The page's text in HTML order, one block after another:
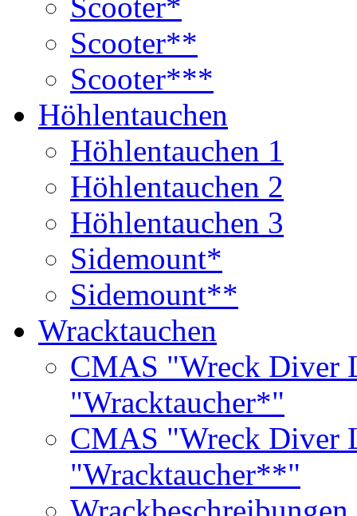
Scooter**
Scooter***
Höhlentauchen
Höhlentauchen 1
Höhlentauchen 2
Höhlentauchen 3
Sidemount*
Sidemount**
Wracktauchen
CMAS "Wreck Diver
"Wracktaucher*"
CMAS "Wreck Diver
"Wracktaucher**"